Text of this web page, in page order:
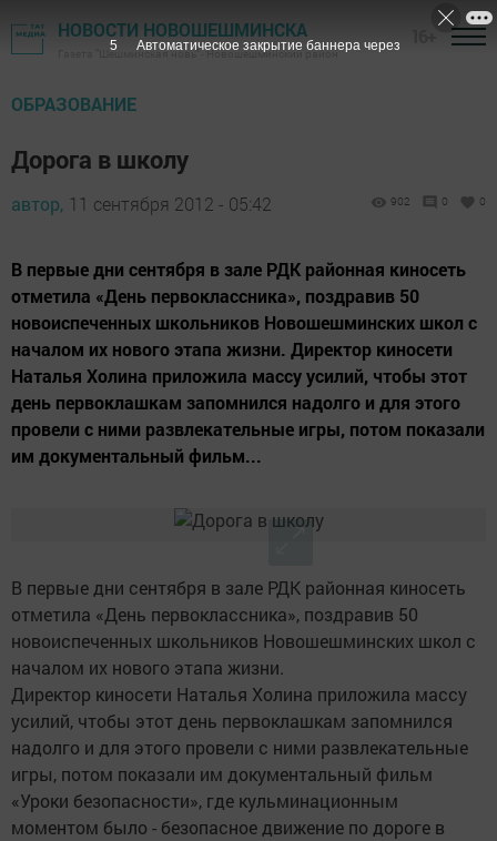
НОВОСТИ НОВОШЕШМИНСКА
Газета "Шешминская новь" - Новошешминский район
ОБРАЗОВАНИЕ
Дорога в школу
автор, 11 сентября 2012 - 05:42 902 0 0
В первые дни сентября в зале РДК районная киносеть
отметила «День первоклассника», поздравив 50
новоиспеченных школьников Новошешминских школ с
началом их нового этапа жизни. Директор киносети
Наталья Холина приложила массу усилий, чтобы этот
день первоклашкам запомнился надолго и для этого
провели с ними развлекательные игры, потом показали
им документальный фильм...
В первые дни сентября в зале РДК районная киносеть
отметила «День первоклассника», поздравив 50
новоиспеченных школьников Новошешминских школ с
началом их нового этапа жизни.
Директор киносети Наталья Холина приложила массу
усилий, чтобы этот день первоклашкам запомнился
надолго и для этого провели с ними развлекательные
игры, потом показали им документальный фильм
«Уроки безопасности», где кульминационным
моментом было - безопасное движение по дороге в
4 Автоматическое закрытие баннера через